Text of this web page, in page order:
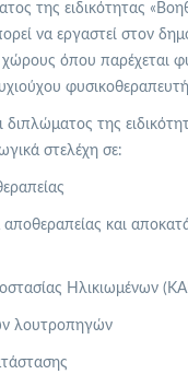
της ειδικότητας
να εργαστεί στον
όπου παρέχεται
διπλώματος της
στελέχη σε:
αποθεραπείας και
Ηλικιωμένων
λουτροπηγών